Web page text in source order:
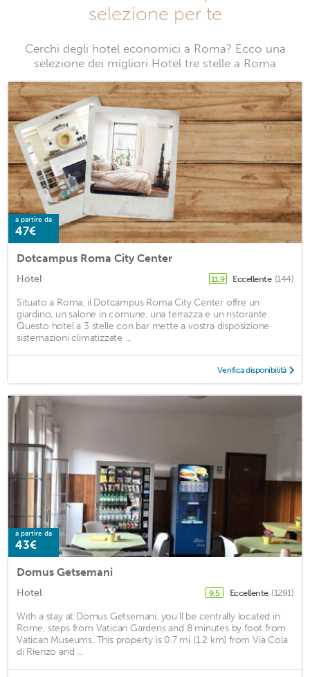
selezione per te
Cerchi degli hotel economici a Roma? Ecco una
selezione dei migliori Hotel tre stelle a Roma
a partire da
47€
Dotcampus Roma City Center
Hotel 11,9 Eccellente (144)
Situato a Roma, il Dotcampus Roma City Center offre un
giardino, un salone in comune, una terrazza e un ristorante.
Questo hotel a 3 stelle con bar mette a vostra disposizione
sistemazioni climatizzate ...
Verifica disponibilità
a partire da
43€
Domus Getsemani
Hotel 9,5 Eccellente (1291)
With a stay at Domus Getsemani, you'll be centrally located in
Rome, steps from Vatican Gardens and 8 minutes by foot from
Vatican Museums. This property is 0.7 mi (1.2 km) from Via Cola
di Rienzo and ...